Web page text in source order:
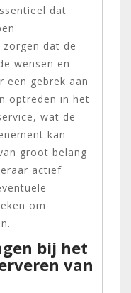
dat
dat de
wensen en
een gebrek aan
optreden in het
wat de
kan
groot belang
actief
om
bij het
van